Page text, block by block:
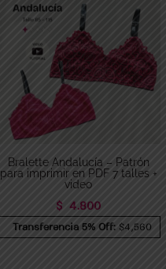
Bralette Andalucía – Patrón
para imprimir en PDF 7 talles +
video
$ 4.800
Transferencia 5% Off: $4,560